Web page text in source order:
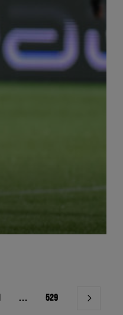
… 529